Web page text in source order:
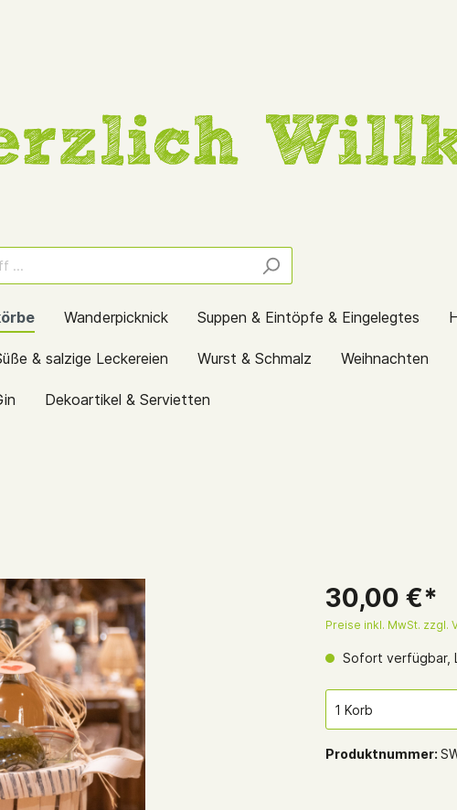
Wanderpicknick Suppen & Eintöpfe & Eingelegtes
& salzige Leckereien Wurst & Schmalz Weihnachten
Dekoartikel & Servietten
30,00 €*
Preise inkl. MwSt. zzgl.
Sofort verfügbar,
Produktnummer: